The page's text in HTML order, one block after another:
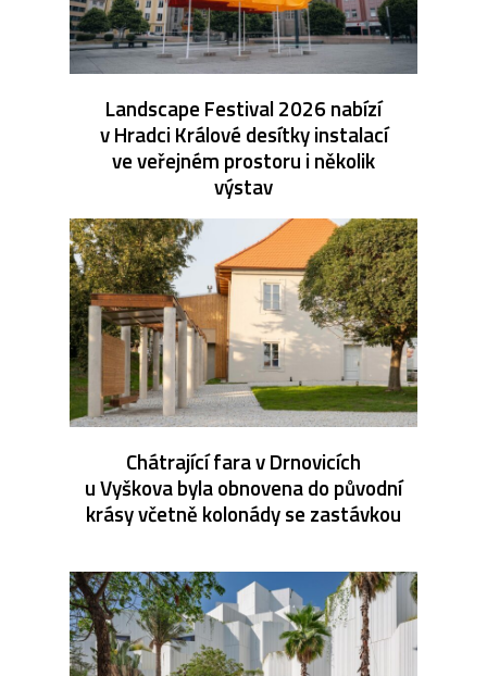
Landscape Festival 2026 nabízí
v Hradci Králové desítky instalací
ve veřejném prostoru i několik
výstav
Chátrající fara v Drnovicích
u Vyškova byla obnovena do původní
krásy včetně kolonády se zastávkou